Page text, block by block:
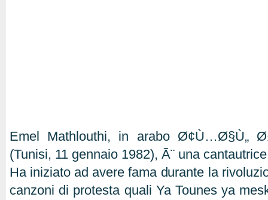
Emel Mathlouthi, in arabo Ø¢Ù…Ø§Ù„
(Tunisi, 11 gennaio 1982), Ã¨ una
Ha iniziato ad avere fama durante la
canzoni di protesta quali Ya Tounes ya